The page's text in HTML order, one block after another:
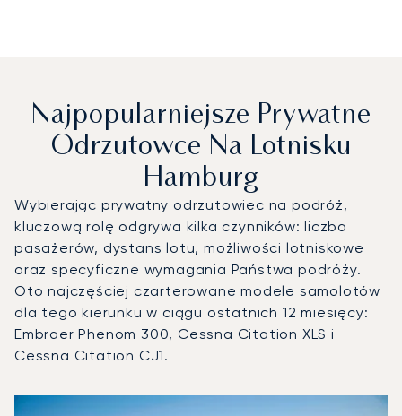
Najpopularniejsze Prywatne
Odrzutowce Na Lotnisku
Hamburg
Wybierając prywatny odrzutowiec na podróż,
kluczową rolę odgrywa kilka czynników: liczba
pasażerów, dystans lotu, możliwości lotniskowe
oraz specyficzne wymagania Państwa podróży.
Oto najczęściej czarterowane modele samolotów
dla tego kierunku w ciągu ostatnich 12 miesięcy:
Embraer Phenom 300, Cessna Citation XLS i
Cessna Citation CJ1.
Zdjęcie samolotu
Model samolotu
Operacje lotnicze w